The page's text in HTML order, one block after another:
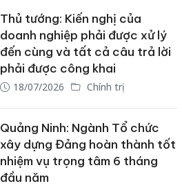
Thủ tướng: Kiến nghị của
doanh nghiệp phải được xử lý
đến cùng và tất cả câu trả lời
phải được công khai
18/07/2026 Chính trị
Quảng Ninh: Ngành Tổ chức
xây dựng Đảng hoàn thành tốt
nhiệm vụ trọng tâm 6 tháng
đầu năm